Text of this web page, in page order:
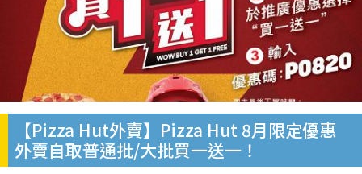
【Pizza Hut外賣】Pizza Hut 8月限定優惠
外賣自取普通批/大批買一送一！